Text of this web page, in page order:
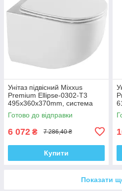
Унітаз підвісний Mixxus
Premium Ellipse-0302-T3
495x360x370mm, система
змиву Tornado 3.0 (MP6462)
Готово до відправки
6 072 ₴ 7 286,40 ₴
Купити
Показати